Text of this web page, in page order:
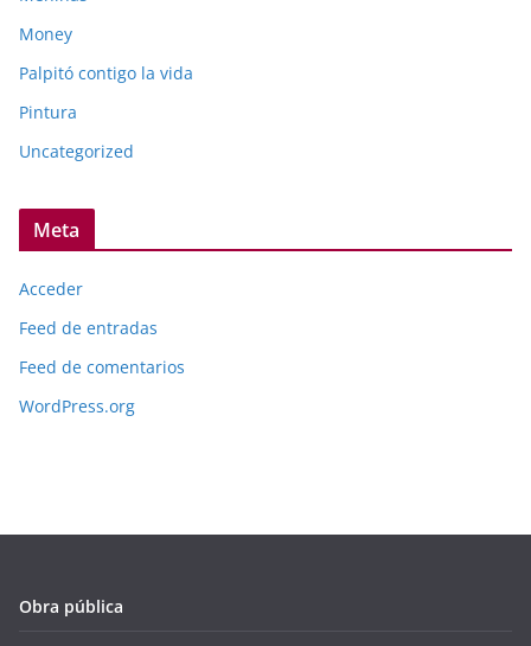
Money
Palpitó contigo la vida
Pintura
Uncategorized
Meta
Acceder
Feed de entradas
Feed de comentarios
WordPress.org
Obra pública